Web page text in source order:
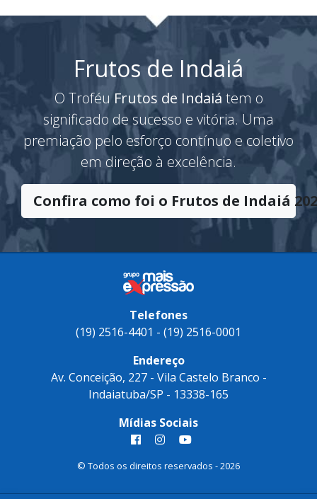
Frutos de Indaiá
O Troféu Frutos de Indaiá tem o
significado de sucesso e vitória. Uma
premiação pelo esforço contínuo e coletivo
em direção à excelência.
Confira como foi o Frutos de Indaiá
Telefones
(19) 2516-4401 - (19) 2516-0001
Endereço
Av. Conceição, 227 - Vila Castelo Branco -
Indaiatuba/SP - 13338-165
Mídias Sociais